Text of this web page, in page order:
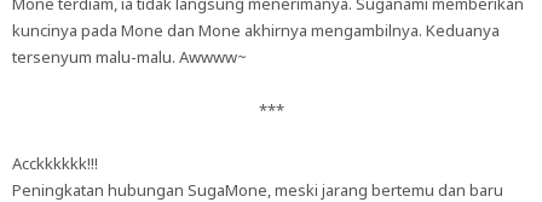
kuncinya pada Mone dan Mone akhirnya mengambilnya. Keduanya
tersenyum malu-malu. Awwww~
***
Acckkkkkk!!!
Peningkatan hubungan SugaMone, meski jarang bertemu dan baru